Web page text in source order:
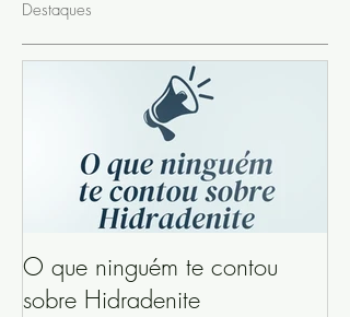
Destaques
O que ninguém te contou
sobre Hidradenite